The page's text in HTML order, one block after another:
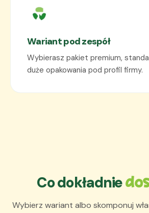
Wariant pod zespół
Wybierasz pakiet premium,
duże opakowania pod profil firmy.
Co dokładnie
Wybierz wariant albo skomponuj